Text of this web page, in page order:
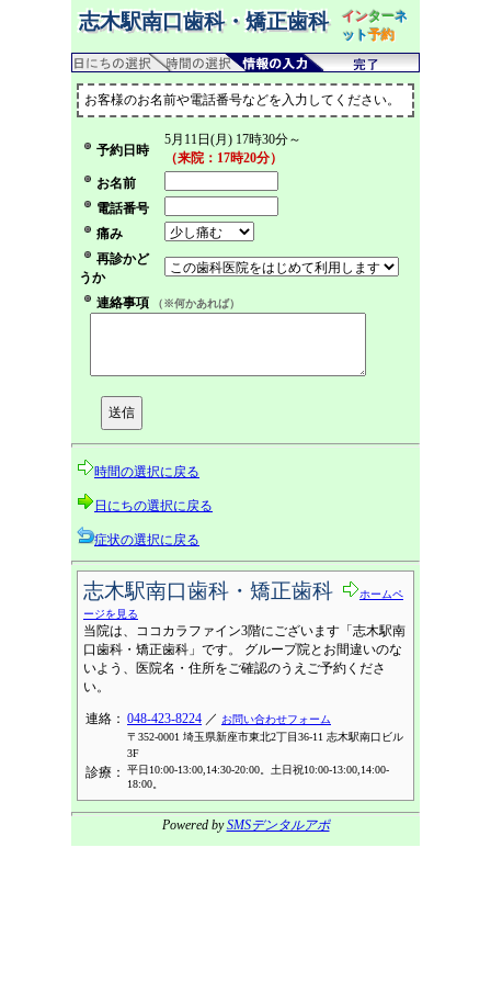
志木駅南口歯科・矯正歯科 インターネ
ット予約
お客様のお名前や電話番号などを入力してください。
予約日時
5月11日(月) 17時30分～
（来院：17時20分）
お名前
電話番号
痛み
再診かど
うか
連絡事項
（※何かあれば）
時間の選択に戻る
日にちの選択に戻る
症状の選択に戻る
志木駅南口歯科・矯正歯科
ホームペ
ージを見る
当院は、ココカラファイン3階にございます「志木駅南
口歯科・矯正歯科」です。 グループ院とお間違いのな
いよう、医院名・住所をご確認のうえご予約くださ
い。
連絡： 048-423-8224 ／ お問い合わせフォーム
〒352-0001 埼玉県新座市東北2丁目36-11 志木駅南口ビル
3F
診療：
平日10:00-13:00,14:30-20:00。土日祝10:00-13:00,14:00-
18:00。
Powered bySMSデンタルアポ